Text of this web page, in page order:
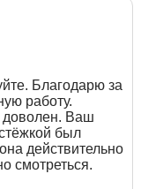
Благодарю за
работу.
доволен. Ваш
был
действительно
смотреться.